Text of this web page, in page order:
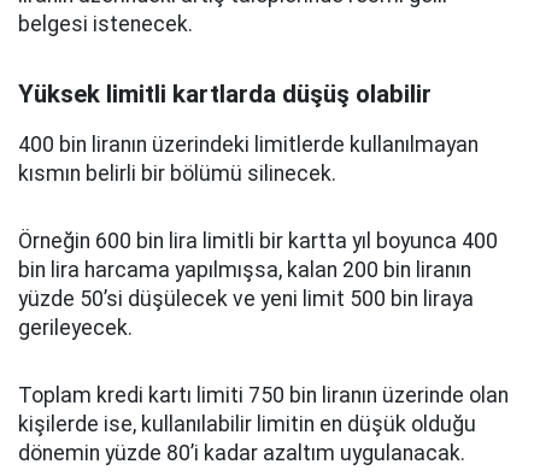
belgesi istenecek.
Yüksek limitli kartlarda düşüş olabilir
400 bin liranın üzerindeki limitlerde kullanılmayan
kısmın belirli bir bölümü silinecek.
Örneğin 600 bin lira limitli bir kartta yıl boyunca 400
bin lira harcama yapılmışsa, kalan 200 bin liranın
yüzde 50’si düşülecek ve yeni limit 500 bin liraya
gerileyecek.
Toplam kredi kartı limiti 750 bin liranın üzerinde olan
kişilerde ise, kullanılabilir limitin en düşük olduğu
dönemin yüzde 80’i kadar azaltım uygulanacak.